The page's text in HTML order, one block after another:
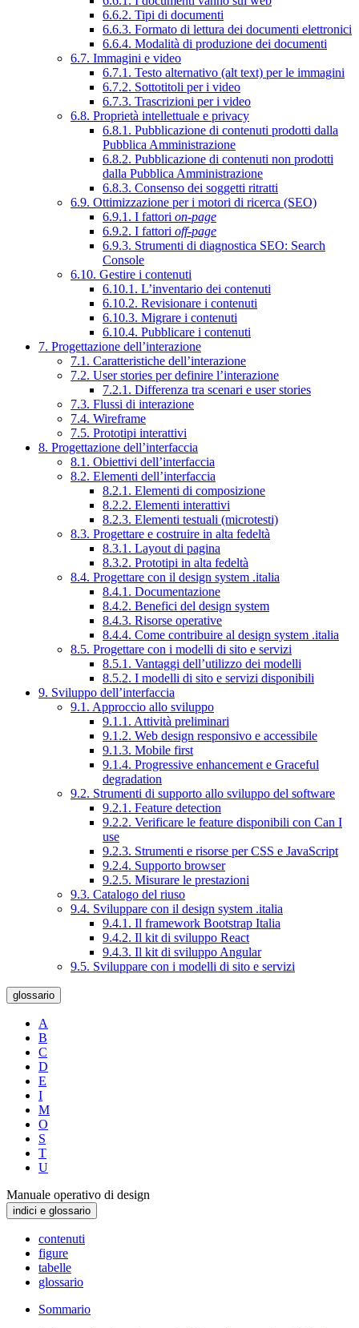
6.6.2. Tipi di documenti
6.6.3. Formato di lettura dei documenti elettronici
6.6.4. Modalità di produzione dei documenti
6.7. Immagini e video
6.7.1. Testo alternativo (alt text) per le immagini
6.7.2. Sottotitoli per i video
6.7.3. Trascrizioni per i video
6.8. Proprietà intellettuale e privacy
6.8.1. Pubblicazione di contenuti prodotti dalla
Pubblica Amministrazione
6.8.2. Pubblicazione di contenuti non prodotti
dalla Pubblica Amministrazione
6.8.3. Consenso dei soggetti ritratti
6.9. Ottimizzazione per i motori di ricerca (SEO)
6.9.1. I fattori on-page
6.9.2. I fattori off-page
6.9.3. Strumenti di diagnostica SEO: Search
Console
6.10. Gestire i contenuti
6.10.1. L’inventario dei contenuti
6.10.2. Revisionare i contenuti
6.10.3. Migrare i contenuti
6.10.4. Pubblicare i contenuti
7. Progettazione dell’interazione
7.1. Caratteristiche dell’interazione
7.2. User stories per definire l’interazione
7.2.1. Differenza tra scenari e user stories
7.3. Flussi di interazione
7.4. Wireframe
7.5. Prototipi interattivi
8. Progettazione dell’interfaccia
8.1. Obiettivi dell’interfaccia
8.2. Elementi dell’interfaccia
8.2.1. Elementi di composizione
8.2.2. Elementi interattivi
8.2.3. Elementi testuali (microtesti)
8.3. Progettare e costruire in alta fedeltà
8.3.1. Layout di pagina
8.3.2. Prototipi in alta fedeltà
8.4. Progettare con il design system .italia
8.4.1. Documentazione
8.4.2. Benefici del design system
8.4.3. Risorse operative
8.4.4. Come contribuire al design system .italia
8.5. Progettare con i modelli di sito e servizi
8.5.1. Vantaggi dell’utilizzo dei modelli
8.5.2. I modelli di sito e servizi disponibili
9. Sviluppo dell’interfaccia
9.1. Approccio allo sviluppo
9.1.1. Attività preliminari
9.1.2. Web design responsivo e accessibile
9.1.3. Mobile first
9.1.4. Progressive enhancement e Graceful
degradation
9.2. Strumenti di supporto allo sviluppo del software
9.2.1. Feature detection
9.2.2. Verificare le feature disponibili con Can I
use
9.2.3. Strumenti e risorse per CSS e JavaScript
9.2.4. Supporto browser
9.2.5. Misurare le prestazioni
9.3. Catalogo del riuso
9.4. Sviluppare con il design system .italia
9.4.1. Il framework Bootstrap Italia
9.4.2. Il kit di sviluppo React
9.4.3. Il kit di sviluppo Angular
9.5. Sviluppare con i modelli di sito e servizi
glossario
A
B
C
D
E
I
M
O
S
T
U
Manuale operativo di design
indici e glossario
contenuti
figure
tabelle
glossario
Sommario